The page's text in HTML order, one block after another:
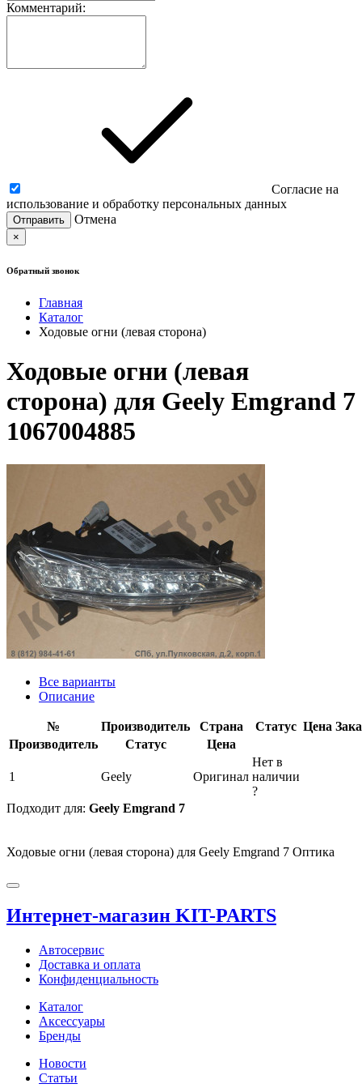
Комментарий:
Согласие на
использование и обработку персональных данных
Отмена
×
Обратный звонок
Главная
Каталог
Ходовые огни (левая сторона)
Ходовые огни (левая
сторона) для Geely Emgrand 7
1067004885
Все варианты
Описание
№ Производитель Страна Статус Цена
Производитель
Статус Цена
1 Geely Оригинал
Нет в
наличии
?
Подходит для: Geely Emgrand 7
Ходовые огни (левая сторона) для Geely Emgrand 7 Оптика
Интернет-магазин KIT-PARTS
Автосервис
Доставка и оплата
Конфиденциальность
Каталог
Аксессуары
Бренды
Новости
Статьи